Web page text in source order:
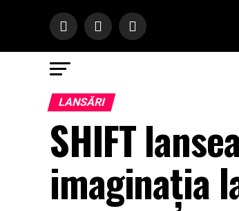
LANSĂRI
SHIFT
imaginația